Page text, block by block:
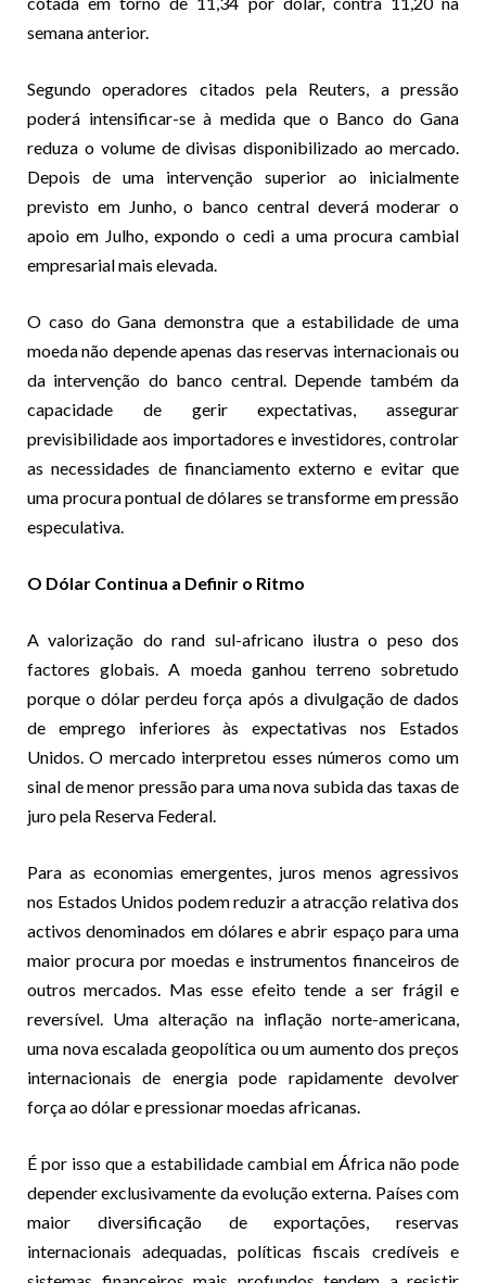
semana anterior.
Segundo operadores citados pela Reuters, a pressão
poderá intensificar-se à medida que o Banco do Gana
reduza o volume de divisas disponibilizado ao mercado.
Depois de uma intervenção superior ao inicialmente
previsto em Junho, o banco central deverá moderar o
apoio em Julho, expondo o cedi a uma procura cambial
empresarial mais elevada.
O caso do Gana demonstra que a estabilidade de uma
moeda não depende apenas das reservas internacionais ou
da intervenção do banco central. Depende também da
capacidade de gerir expectativas, assegurar
previsibilidade aos importadores e investidores, controlar
as necessidades de financiamento externo e evitar que
uma procura pontual de dólares se transforme em pressão
especulativa.
O Dólar Continua a Definir o Ritmo
A valorização do rand sul-africano ilustra o peso dos
factores globais. A moeda ganhou terreno sobretudo
porque o dólar perdeu força após a divulgação de dados
de emprego inferiores às expectativas nos Estados
Unidos. O mercado interpretou esses números como um
sinal de menor pressão para uma nova subida das taxas de
juro pela Reserva Federal.
Para as economias emergentes, juros menos agressivos
nos Estados Unidos podem reduzir a atracção relativa dos
activos denominados em dólares e abrir espaço para uma
maior procura por moedas e instrumentos financeiros de
outros mercados. Mas esse efeito tende a ser frágil e
reversível. Uma alteração na inflação norte-americana,
uma nova escalada geopolítica ou um aumento dos preços
internacionais de energia pode rapidamente devolver
força ao dólar e pressionar moedas africanas.
É por isso que a estabilidade cambial em África não pode
depender exclusivamente da evolução externa. Países com
maior diversificação de exportações, reservas
internacionais adequadas, políticas fiscais credíveis e